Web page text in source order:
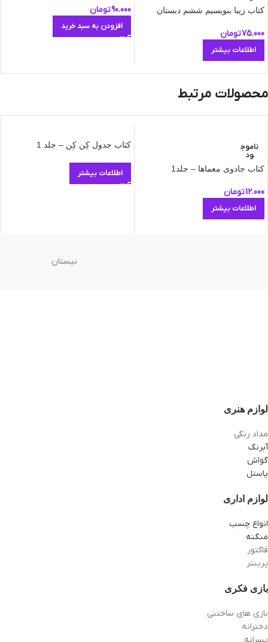
کتاب زیبا بنویسیم ششم دبستان
75.000تومان
اطلاعات بیشتر
90.000تومان
افزودن به سبد خرید
محصولات مرتبط
ناموج
ود
کتاب جادوی معماها – جلد1
12.000تومان
اطلاعات بیشتر
کتاب جدول کِن کِن – جلد 1
اطلاعات بیشتر
نیستان
لوازم هنری
مداد رنگی
آبرنگ
گواش
پاستل
لوازم اداری
انواع چسب
منگنه
فاکتور
پرینتر
بازی فکری
بازی های ساختنی
دخترانه